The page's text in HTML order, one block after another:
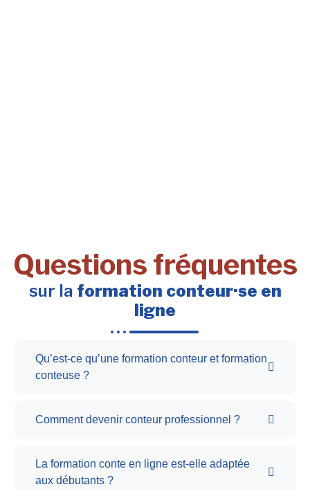
Questions fréquentes
sur la formation conteur·se en
ligne
Qu’est-ce qu’une formation conteur et formation
conteuse ?
Comment devenir conteur professionnel ?
La formation conte en ligne est-elle adaptée
aux débutants ?